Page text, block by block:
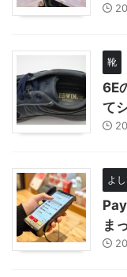
靴
6E
て
よ
ま